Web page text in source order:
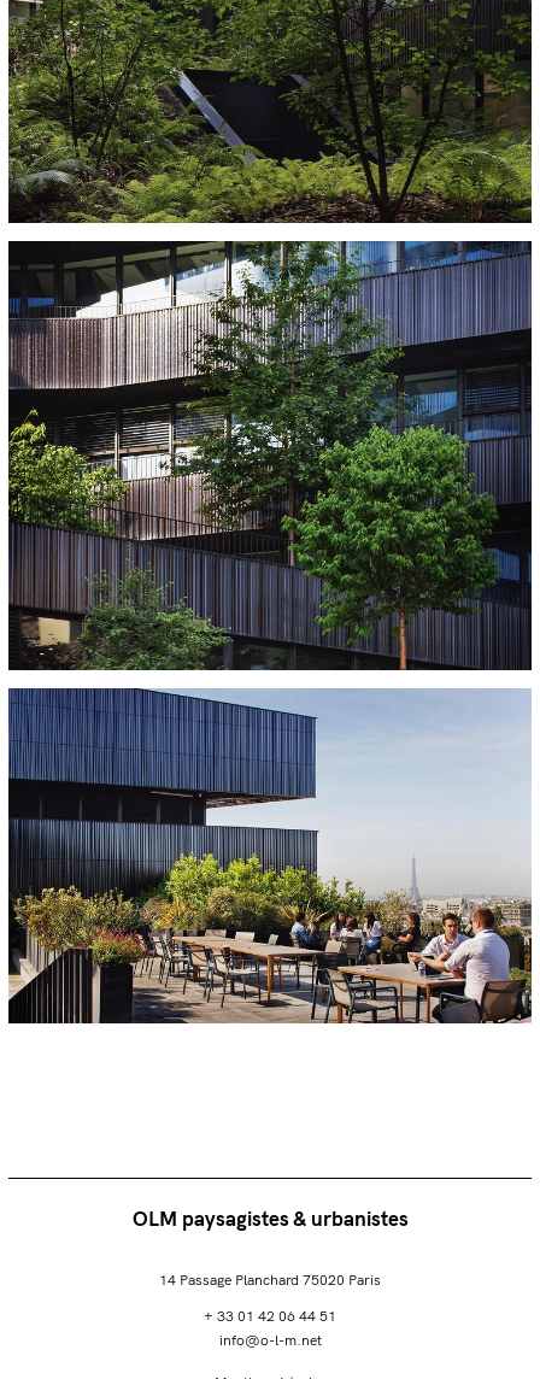
OLM paysagistes & urbanistes
14 Passage Planchard 75020 Paris
+ 33 01 42 06 44 51
info@o-l-m.net